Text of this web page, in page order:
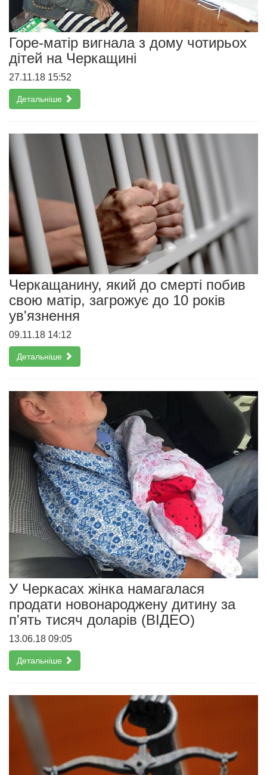
Горе-матір вигнала з дому чотирьох
дітей на Черкащині
27.11.18 15:52
Детальніше
Черкащанину, який до смерті побив
свою матір, загрожує до 10 років
ув'язнення
09.11.18 14:12
Детальніше
У Черкасах жінка намагалася
продати новонароджену дитину за
п'ять тисяч доларів (ВІДЕО)
13.06.18 09:05
Детальніше